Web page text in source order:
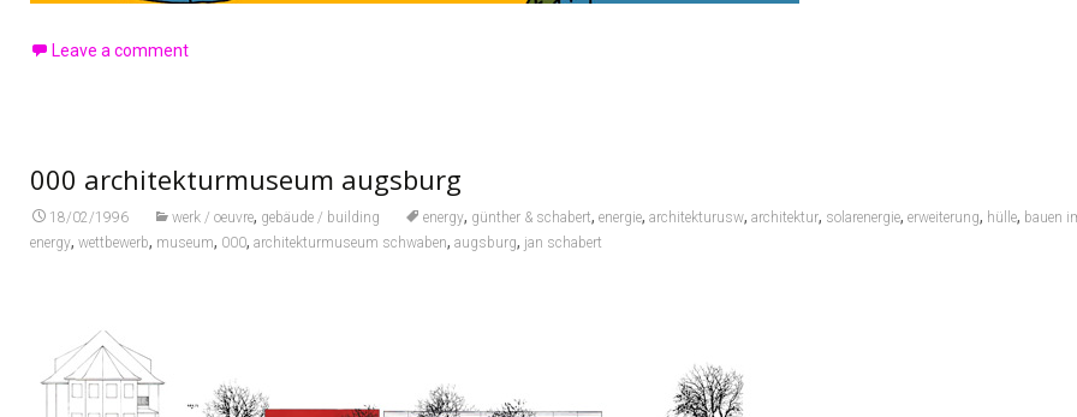
Leave a comment
000 architekturmuseum augsburg
18/02/1996 werk / oeuvre, gebäude / building energy, günther & schabert,energie,architekturusw,architektur, solarenergie,erweiterung, hülle, bauen
energy,wettbewerb, museum, 000,architekturmuseum schwaben,augsburg, jan schabert